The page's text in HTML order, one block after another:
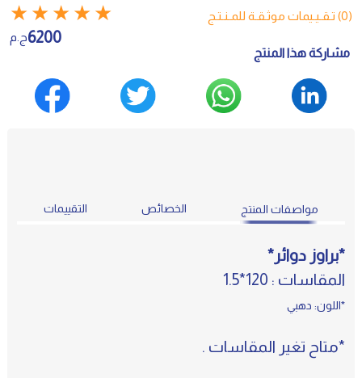
(0) تـقـيـيمات موثـقـة للمـنـتـج ★
★
★
★
★
6200ج.م
مشاركة هذا المنتج
مواصفات المنتج الخصائص التقييمات
*براوز دوائر*
المقاسات : 120*1.5
*اللون: دهبي
*متاح تغير المقاسات .